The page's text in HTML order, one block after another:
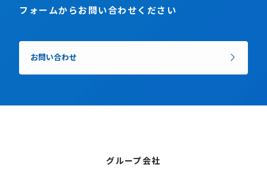
フォームからお問い合わせください
お問い合わせ
グループ会社